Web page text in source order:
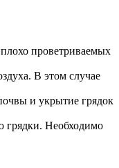
проветриваемых
В этом случае
и укрытие грядок
грядки. Необходимо